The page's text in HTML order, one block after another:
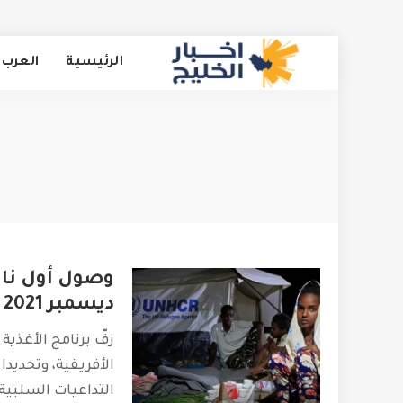
الرئيسية
وصول أول
ديسمبر 2021
زفّ برنامج
الأفريقية،
التداعيات